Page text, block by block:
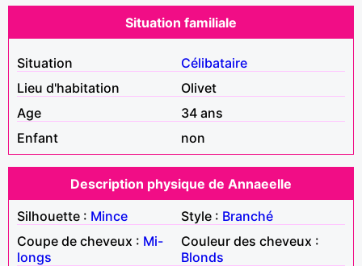
Situation familiale
Situation
Célibataire
Lieu d'habitation
Olivet
Age
34 ans
Enfant
non
Description physique de Annaeelle
Silhouette : Mince Style : Branché
Coupe de cheveux : Mi-
longs
Couleur des cheveux :
Blonds